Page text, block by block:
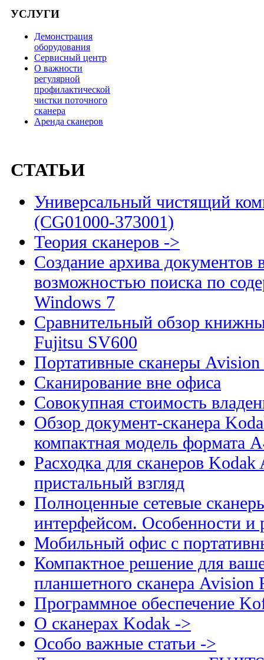
УСЛУГИ
Демонстрация
оборудования
Сервисный центр
О важности
регулярной
профилактической
чистки поточного
сканера
Аренда сканеров
СТАТЬИ
Универсальный чистящий
(CG01000-373001)
Теория сканеров ->
Создание архива документов
возможностью поиска по
Windows 7
Сравнительный обзор
Fujitsu SV600
Портативные сканеры Avision
Сканирование вне офиса
Совокупная стоимость
Обзор документ-сканера
компактная модель формата
Расходка для сканеров
пристальный взгляд
Полноценные сетевые
интерфейсом. Особенности и
Мобильный офис с
Компактное решение для
планшетного сканера Avision
Программное обеспечение
О сканерах Kodak ->
Особо важные статьи ->